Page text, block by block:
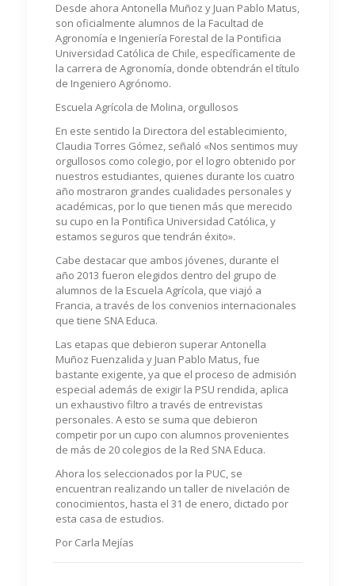
Desde ahora Antonella Muñoz y Juan Pablo Matus,
son oficialmente alumnos de la Facultad de
Agronomía e Ingeniería Forestal de la Pontificia
Universidad Católica de Chile, específicamente de
la carrera de Agronomía, donde obtendrán el título
de Ingeniero Agrónomo.
Escuela Agrícola de Molina, orgullosos
En este sentido la Directora del establecimiento,
Claudia Torres Gómez, señaló «Nos sentimos muy
orgullosos como colegio, por el logro obtenido por
nuestros estudiantes, quienes durante los cuatro
año mostraron grandes cualidades personales y
académicas, por lo que tienen más que merecido
su cupo en la Pontifica Universidad Católica, y
estamos seguros que tendrán éxito».
Cabe destacar que ambos jóvenes, durante el
año 2013 fueron elegidos dentro del grupo de
alumnos de la Escuela Agrícola, que viajó a
Francia, a través de los convenios internacionales
que tiene SNA Educa.
Las etapas que debieron superar Antonella
Muñoz Fuenzalida y Juan Pablo Matus, fue
bastante exigente, ya que el proceso de admisión
especial además de exigir la PSU rendida, aplica
un exhaustivo filtro a través de entrevistas
personales. A esto se suma que debieron
competir por un cupo con alumnos provenientes
de más de 20 colegios de la Red SNA Educa.
Ahora los seleccionados por la PUC, se
encuentran realizando un taller de nivelación de
conocimientos, hasta el 31 de enero, dictado por
esta casa de estudios.
Por Carla Mejías